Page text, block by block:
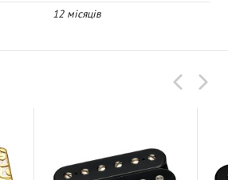
12 місяців